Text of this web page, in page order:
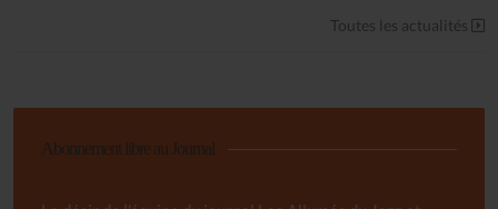
Toutes les actualités
Abonnement libre au Journal